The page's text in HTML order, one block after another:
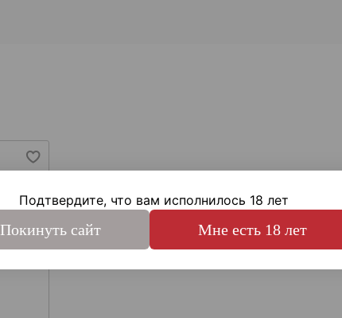
Подтвердите, что вам исполнилось 18 лет
Покинуть сайт Мне есть 18 лет